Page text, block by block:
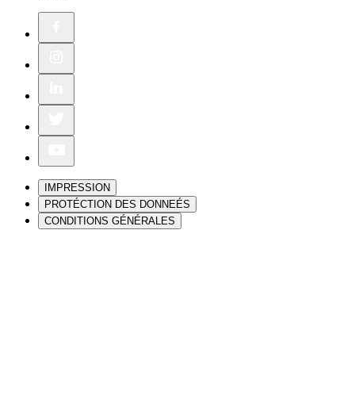
IMPRESSION
PROTÉCTION DES DONNEÉS
CONDITIONS GÉNÉRALES